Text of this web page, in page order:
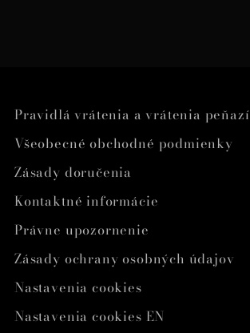
Pravidlá vrátenia a vrátenia peňazí
Všeobecné obchodné podmienky
Zásady doručenia
Kontaktné informácie
Právne upozornenie
Zásady ochrany osobných údajov
Nastavenia cookies
Nastavenia cookies EN